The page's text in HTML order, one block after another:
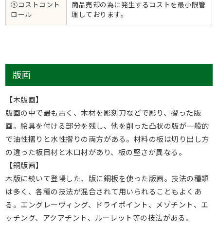
③コストコント
ロール
商品売却の為に発生するコストを最小限管
理しております。
版画
【木版画】
版画の中で最も古く、木材を彫刻刀などで彫り、摺った版
画。絵具を付ける部分を残し、他を削った凸状の版が一般的
で油性摺りと水性摺りの両方がある。材料の板は切り出し方
の違った板目材と木口材があり、板の堅さが異なる。
【銅版画】
木版に続いて登場した、版に銅板を使った版画。技法の種類
は多く、各種の技法が混合されて用いられることもよくあ
る。エングレーヴィング、ドライポイント、メゾチント、エ
ッチング、アクアチント、ルーレット等の技法がある。